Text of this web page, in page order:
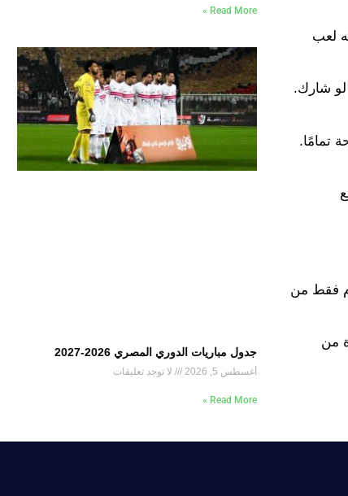
لعب
شارك.
تمامًا.
الدولي صعبة للغاية عندما يواجه ريال مايوركا في ملعب سون مويكس يوم السبت، وقبل 3 أيام فقط من
من
Read More »
جدول مباريات الدوري المصري 2026-2027
أغسطس 5, 2026 لا توجد تعليقات
Read More »